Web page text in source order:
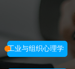
工业与组织心理学